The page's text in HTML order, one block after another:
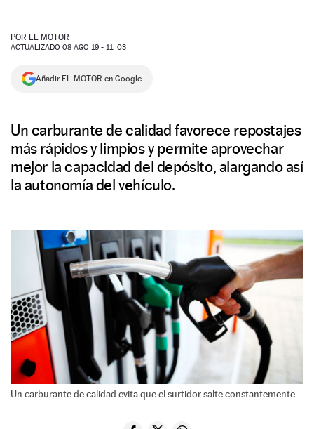
SERVICIOS
NEWSLETTER
POR EL MOTOR
ACTUALIZADO 08 AGO 19 - 11: 03
Añadir EL MOTOR en Google
Un carburante de calidad favorece repostajes
más rápidos y limpios y permite aprovechar
mejor la capacidad del depósito, alargando así
la autonomía del vehículo.
Un carburante de calidad evita que el surtidor salte constantemente.